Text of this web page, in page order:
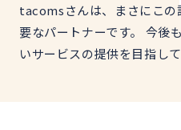
tacomsさんは、まさにこの
要なパートナーです。 今後
いサービスの提供を目指し